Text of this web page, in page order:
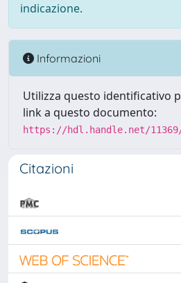
indicazione.
Informazioni
Utilizza questo identificativo
link a questo documento:
https://hdl.handle.net/11369/
Citazioni